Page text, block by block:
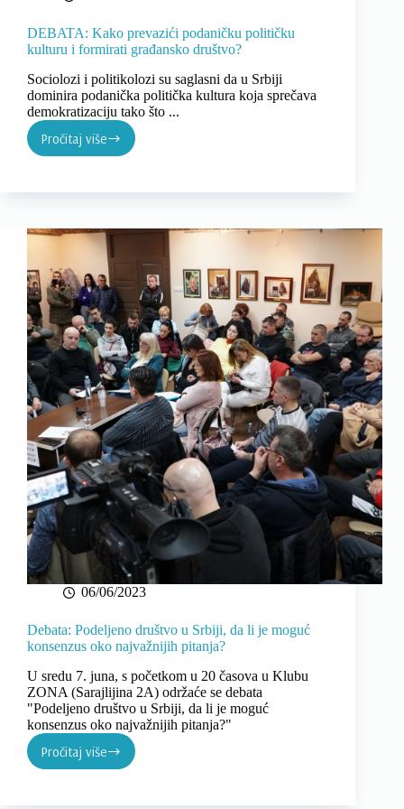
DEBATA: Kako prevazići podaničku političku
kulturu i formirati građansko društvo?
Sociolozi i politikolozi su saglasni da u Srbiji
dominira podanička politička kultura koja sprečava
demokratizaciju tako što ...
Pročitaj više
DEBATA:
podaničku
kulturu
formirati
građansko
društvo?
06/06/2023
Debata: Podeljeno društvo u Srbiji, da li je moguć
konsenzus oko najvažnijih pitanja?
U sredu 7. juna, s početkom u 20 časova u Klubu
ZONA (Sarajlijina 2A) održaće se debata
"Podeljeno društvo u Srbiji, da li je moguć
konsenzus oko najvažnijih pitanja?"
Pročitaj više
Debata: